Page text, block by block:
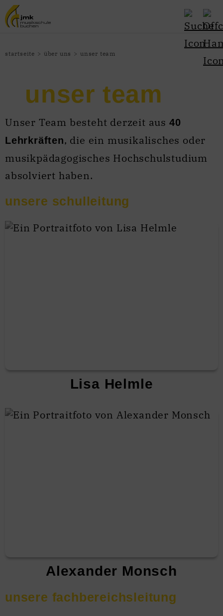
startseite über uns unser team
unser team
Unser Team besteht derzeit aus 40
Lehrkräften, die ein musikalisches oder
musikpädagogisches Hochschulstudium
absolviert haben.
unsere schulleitung
Lisa Helmle
Alexander Monsch
unsere fachbereichsleitung